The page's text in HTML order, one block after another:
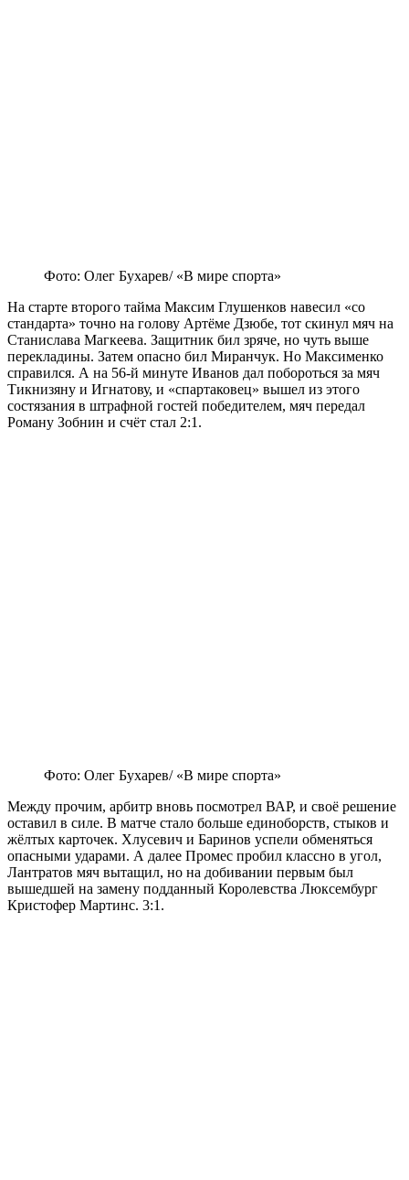
Фото: Олег Бухарев/ «В мире спорта»
На старте второго тайма Максим Глушенков навесил «со
стандарта» точно на голову Артёме Дзюбе, тот скинул мяч на
Станислава Магкеева. Защитник бил зряче, но чуть выше
перекладины. Затем опасно бил Миранчук. Но Максименко
справился. А на 56-й минуте Иванов дал побороться за мяч
Тикнизяну и Игнатову, и «спартаковец» вышел из этого
состязания в штрафной гостей победителем, мяч передал
Роману Зобнин и счёт стал 2:1.
Фото: Олег Бухарев/ «В мире спорта»
Между прочим, арбитр вновь посмотрел ВАР, и своё решение
оставил в силе. В матче стало больше единоборств, стыков и
жёлтых карточек. Хлусевич и Баринов успели обменяться
опасными ударами. А далее Промес пробил классно в угол,
Лантратов мяч вытащил, но на добивании первым был
вышедшей на замену подданный Королевства Люксембург
Кристофер Мартинс. 3:1.